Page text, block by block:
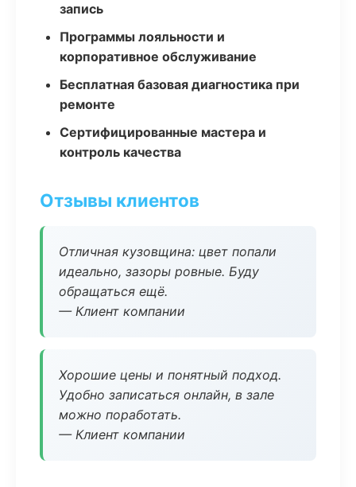
запись
Программы лояльности и
корпоративное обслуживание
Бесплатная базовая диагностика при
ремонте
Сертифицированные мастера и
контроль качества
Отзывы клиентов
Отличная кузовщина: цвет попали
идеально, зазоры ровные. Буду
обращаться ещё.
— Клиент компании
Хорошие цены и понятный подход.
Удобно записаться онлайн, в зале
можно поработать.
— Клиент компании